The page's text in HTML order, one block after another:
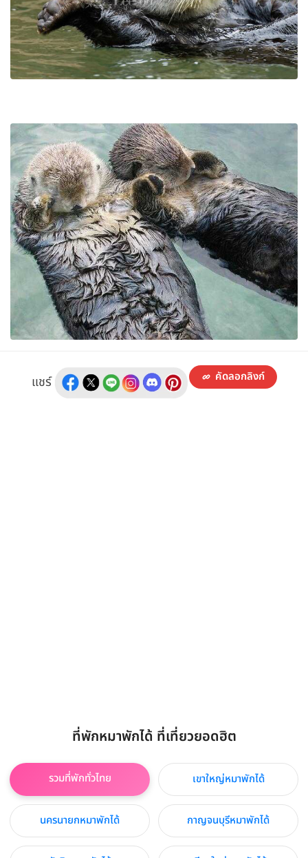
แชร์ คัดลอกลิงก์
ที่พักหมาพักได้ ที่เที่ยวยอดฮิต
รวมที่พักทั่วไทย เขาใหญ่หมาพักได้
นครนายกหมาพักได้ กาญจนบุรีหมาพักได้